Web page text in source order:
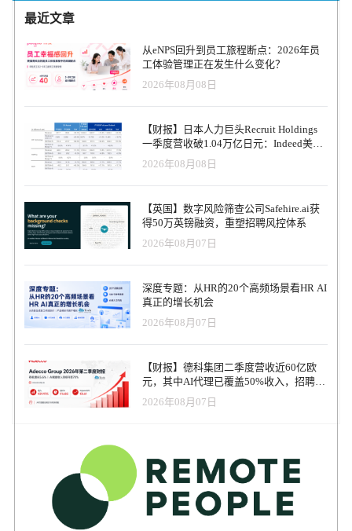
最近文章
从eNPS回升到员工旅程断点：2026年员
工体验管理正在发生什么变化？
2026年08月08日
【财报】日本人力巨头Recruit Holdings
一季度营收破1.04万亿日元：Indeed美国
收入逆势增长30%，AI招聘推动利润率升
至47.4%
2026年08月08日
【英国】数字风险筛查公司Safehire.ai获
得50万英镑融资，重塑招聘风控体系
2026年08月07日
深度专题：从HR的20个高频场景看HR AI
真正的增长机会
2026年08月07日
【财报】德科集团二季度营收近60亿欧
元，其中AI代理已覆盖50%收入，招聘服
务进入运营重构阶段
2026年08月07日